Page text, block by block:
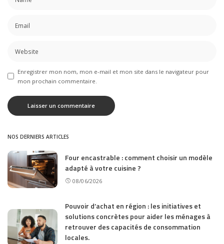
Enregistrer mon nom, mon e-mail et mon site dans le navigateur pour
mon prochain commentaire.
NOS DERNIERS ARTICLES
Four encastrable : comment choisir un modèle
adapté à votre cuisine ?
08/06/2026
Pouvoir d’achat en région : les initiatives et
solutions concrètes pour aider les ménages à
retrouver des capacités de consommation
locales.